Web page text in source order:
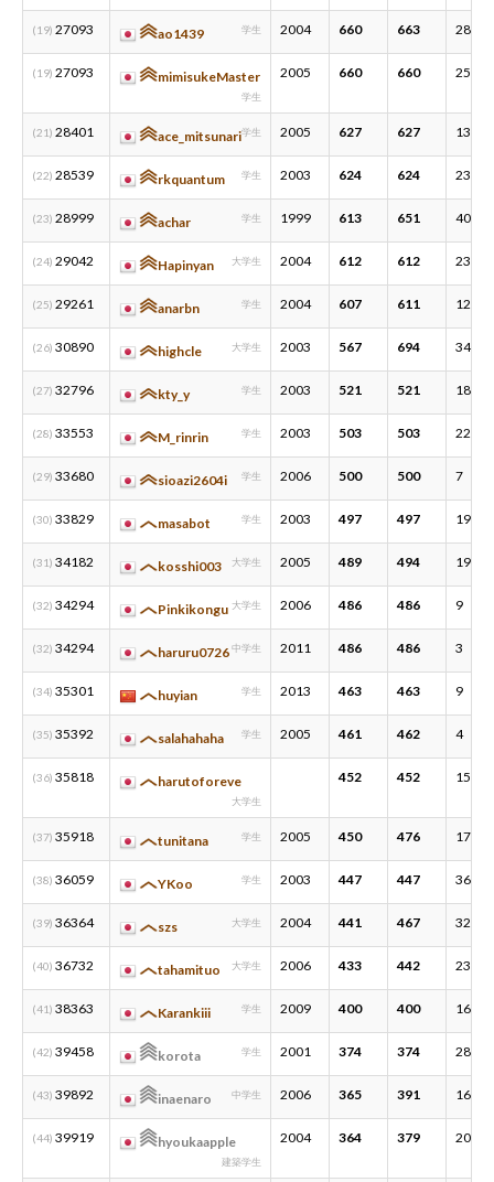
(19) 27093 ao1439 学生 2004 660 663 28
(19) 27093 mimisukeMaster
学生
2005 660 660 25
(21) 28401 ace_mitsunari学生 2005 627 627 13
(22) 28539 rkquantum 学生 2003 624 624 23
(23) 28999 achar 学生 1999 613 651 40
(24) 29042 Hapinyan 大学生 2004 612 612 23
(25) 29261 anarbn 学生 2004 607 611 12
(26) 30890 highcle 大学生 2003 567 694 34
(27) 32796 kty_y 学生 2003 521 521 18
(28) 33553 M_rinrin 学生 2003 503 503 22
(29) 33680 sioazi2604i 学生 2006 500 500 7
(30) 33829 masabot 学生 2003 497 497 19
(31) 34182 kosshi003 大学生 2005 489 494 19
(32) 34294 Pinkikongu 大学生 2006 486 486 9
(32) 34294 haruru0726中学生 2011 486 486 3
(34) 35301 huyian 学生 2013 463 463 9
(35) 35392 salahahaha 学生 2005 461 462 4
(36) 35818 harutoforeve
大学生
452 452 15
(37) 35918 tunitana 学生 2005 450 476 17
(38) 36059 YKoo 学生 2003 447 447 36
(39) 36364 szs 大学生 2004 441 467 32
(40) 36732 tahamituo 大学生 2006 433 442 23
(41) 38363 Karankiii 学生 2009 400 400 16
(42) 39458 korota 学生 2001 374 374 28
(43) 39892 inaenaro 中学生 2006 365 391 16
(44) 39919 hyoukaapple
建築学生
2004 364 379 20